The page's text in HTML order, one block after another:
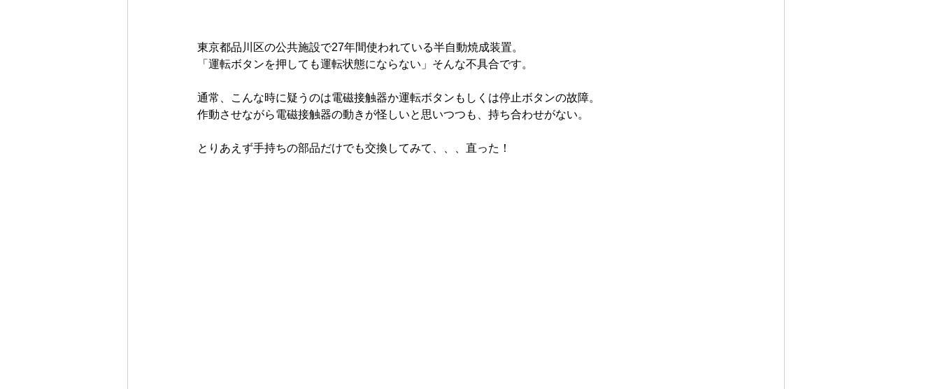
東京都品川区の公共施設で27年間使われている半自動焼成装置。
「運転ボタンを押しても運転状態にならない」そんな不具合です。
通常、こんな時に疑うのは電磁接触器か運転ボタンもしくは停止ボタンの故障。
作動させながら電磁接触器の動きが怪しいと思いつつも、持ち合わせがない。
とりあえず手持ちの部品だけでも交換してみて、、、直った！